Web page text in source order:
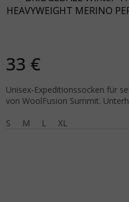
HEAVYWEIGHT MERINO
33 €
Unisex-Expeditionssocken für
von WoolFusion Summit.
S
M L XL